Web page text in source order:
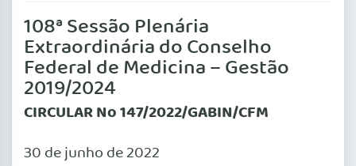
108ª Sessão Plenária
Extraordinária do Conselho
Federal de Medicina – Gestão
2019/2024
CIRCULAR No 147/2022/GABIN/CFM
30 de junho de 2022